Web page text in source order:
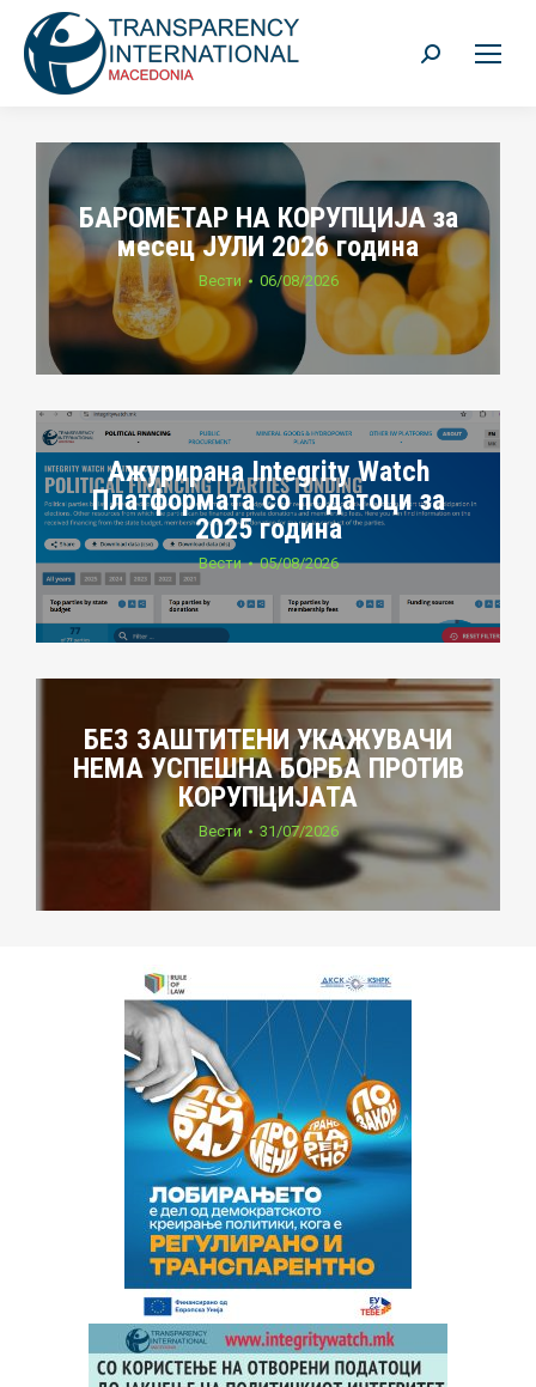
Search:
БАРОМЕТАР НА КОРУПЦИЈА за
месец ЈУЛИ 2026 година
Вести 06/08/2026
Ажурирана Integrity Watch
Платформата со податоци за
2025 година
Вести 05/08/2026
БЕЗ ЗАШТИТЕНИ УКАЖУВАЧИ
НЕМА УСПЕШНА БОРБА ПРОТИВ
КОРУПЦИЈАТА
Вести 31/07/2026